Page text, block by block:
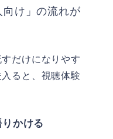
け」の流れが
だけになりやす
ると、視聴体験
かける